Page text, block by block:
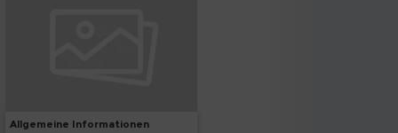
Allgemeine Informationen